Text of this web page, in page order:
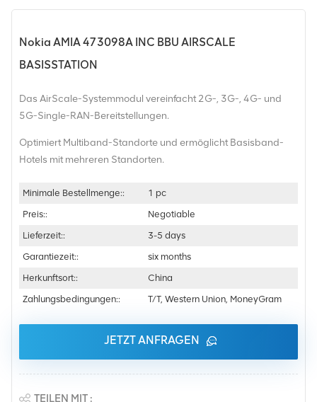
Nokia AMIA 473098A INC BBU AIRSCALE
BASISSTATION
Das AirScale-Systemmodul vereinfacht 2G-, 3G-, 4G- und
5G-Single-RAN-Bereitstellungen.
Optimiert Multiband-Standorte und ermöglicht Basisband-
Hotels mit mehreren Standorten.
Minimale Bestellmenge::
1 pc
Preis::
Negotiable
Lieferzeit::
3-5 days
Garantiezeit::
six months
Herkunftsort::
China
Zahlungsbedingungen::
T/T, Western Union, MoneyGram
JETZT ANFRAGEN
TEILEN MIT :